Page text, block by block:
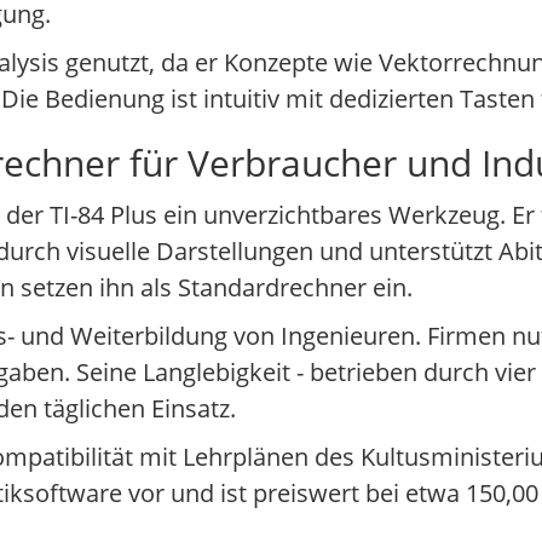
genutzt, da er Konzepte wie
Bedienung ist intuitiv mit dedizierten
für Verbraucher und
TI-84 Plus ein unverzichtbares Werkzeug.
visuelle Darstellungen und unterstützt
setzen ihn als Standardrechner ein.
und Weiterbildung von Ingenieuren. Firmen
Seine Langlebigkeit - betrieben durch
täglichen Einsatz.
mit Lehrplänen des
vor und ist preiswert bei etwa